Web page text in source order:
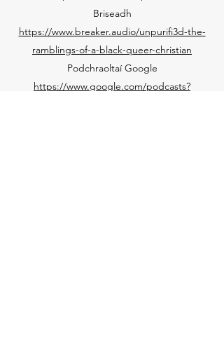
Briseadh
https://www.breaker.audio/unpurifi3d-the-
ramblings-of-a-black-queer-christian
Podchraoltaí Google
https://www.google.com/podcasts?